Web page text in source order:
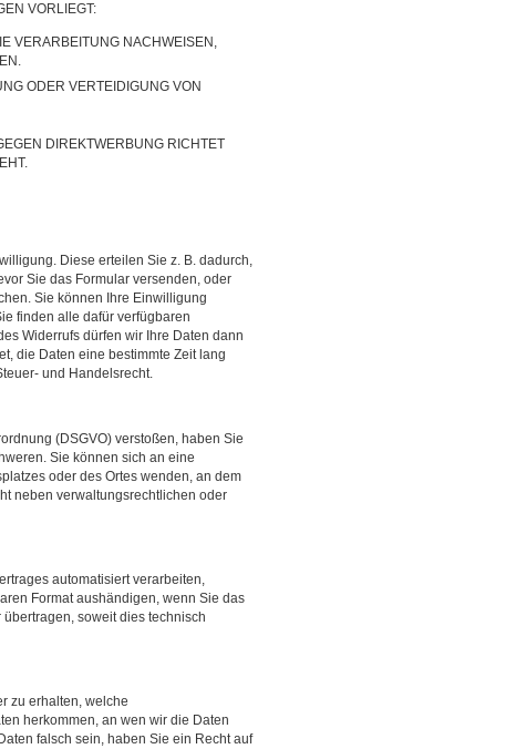
VORLIEGT:
VERARBEITUNG NACHWEISEN,
ODER VERTEIDIGUNG VON
DIREKTWERBUNG RICHTET
Diese erteilen Sie z. B. dadurch,
Sie das Formular versenden, oder
Sie können Ihre Einwilligung
finden alle dafür verfügbaren
Widerrufs dürfen wir Ihre Daten dann
die Daten eine bestimmte Zeit lang
und Handelsrecht.
(DSGVO) verstoßen, haben Sie
Sie können sich an eine
oder des Ortes wenden, an dem
neben verwaltungsrechtlichen oder
automatisiert verarbeiten,
Format aushändigen, wenn Sie das
soweit dies technisch
zu erhalten, welche
herkommen, an wen wir die Daten
falsch sein, haben Sie ein Recht auf